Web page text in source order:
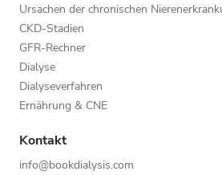
Ursachen der chronischen
CKD-Stadien
GFR-Rechner
Dialyse
Dialyseverfahren
Ernährung & CNE
Kontakt
info@bookdialysis.com